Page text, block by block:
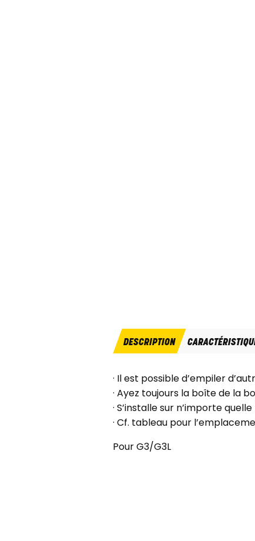
DESCRIPTION
· Il est possible d’empiler
· Ayez toujours la boîte de la
· S’installe sur n’importe
· Cf. tableau pour
Pour G3/G3L